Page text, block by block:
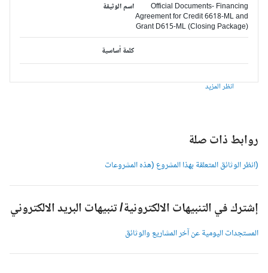
اسم الوثيقة
Official Documents- Financing
Agreement for Credit 6618-ML and
Grant D615-ML (Closing Package)
كلمة أساسية
انظر المزيد
روابط ذات صلة
(انظر الوثائق المتعلقة بهذا المشروع (هذه المشروعات
إشترك في التنبيهات الالكترونية/ تنبيهات البريد الالكتروني
المستجدات اليومية عن آخر المشاريع والوثائق